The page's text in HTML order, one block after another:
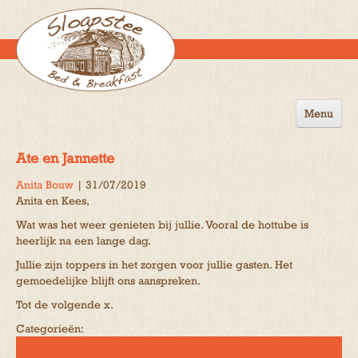
Menu
Gastenboek
Contact
Ate en Jannette
Anita Bouw | 31/07/2019
Anita en Kees,
Wat was het weer genieten bij jullie. Vooral de hottube is
heerlijk na een lange dag.
Jullie zijn toppers in het zorgen voor jullie gasten. Het
gemoedelijke blijft ons aanspreken.
Tot de volgende x.
Categorieën: